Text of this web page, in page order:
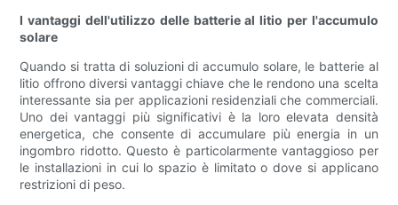
I vantaggi dell'utilizzo delle batterie al litio per l'accumulo
solare
Quando si tratta di soluzioni di accumulo solare, le batterie al
litio offrono diversi vantaggi chiave che le rendono una scelta
interessante sia per applicazioni residenziali che commerciali.
Uno dei vantaggi più significativi è la loro elevata densità
energetica, che consente di accumulare più energia in un
ingombro ridotto. Questo è particolarmente vantaggioso per
le installazioni in cui lo spazio è limitato o dove si applicano
restrizioni di peso.